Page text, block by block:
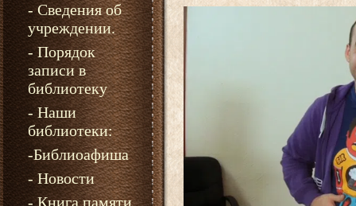
- Сведения об
учреждении.
- Порядок
записи в
библиотеку
- Наши
библиотеки:
-Библиоафиша
- Новости
- Книга памяти